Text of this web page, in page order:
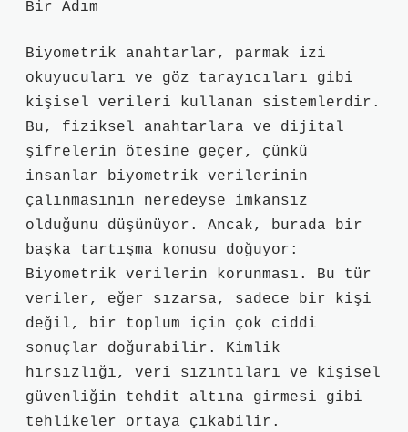
Bir Adım
Biyometrik anahtarlar, parmak izi
okuyucuları ve göz tarayıcıları gibi
kişisel verileri kullanan sistemlerdir.
Bu, fiziksel anahtarlara ve dijital
şifrelerin ötesine geçer, çünkü
insanlar biyometrik verilerinin
çalınmasının neredeyse imkansız
olduğunu düşünüyor. Ancak, burada bir
başka tartışma konusu doğuyor:
Biyometrik verilerin korunması. Bu tür
veriler, eğer sızarsa, sadece bir kişi
değil, bir toplum için çok ciddi
sonuçlar doğurabilir. Kimlik
hırsızlığı, veri sızıntıları ve kişisel
güvenliğin tehdit altına girmesi gibi
tehlikeler ortaya çıkabilir.